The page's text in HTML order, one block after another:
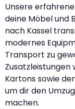
Unsere
deine Möbel und
nach Kassel
modernes
Transport zu
Zusatzleistungen
Kartons sowie
um dir den
machen.